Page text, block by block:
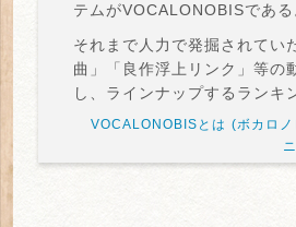
テムがVOCALONOBISである
それまで人力で発掘されてい
曲」「良作浮上リンク」等の
し、ラインナップするランキ
VOCALONOBISとは (ボカロ